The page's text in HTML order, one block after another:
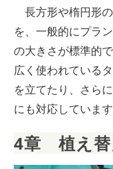
長方形や楕円形
を、一般的にプラ
の大きさが標準的
広く使われている
を立てたり、さら
にも対応しています
4章　植え